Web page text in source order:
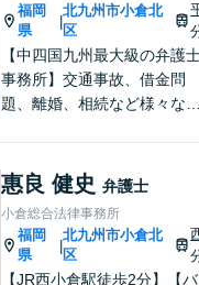
福岡
県
|
北九州市小倉北
区
【中四国九州最大級の弁護
事務所】交通事故、借金問
題、離婚、相続など様々な問
まずはお気軽にご相談くださ
い！
惠良 健史 弁護士
小倉総合法律事務所
福岡
県
|
北九州市小倉北
区
【JR西小倉駅徒歩2分】【バ